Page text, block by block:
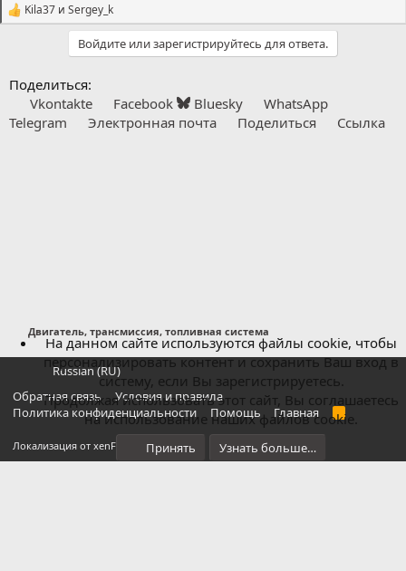
С
и
т
и
Kila37 и Sergey_k
Войдите или зарегистрируйтесь для ответа.
Поделиться:
Vkontakte
Facebook Bluesky
WhatsApp
Telegram
Электронная почта Поделиться Ссылка
Двигатель, трансмиссия, топливная система
Russian (RU)
Обратная связь
Условия и правила
Политика конфиденциальности
Помощь Главная
R
S
Локализация от xenForo.Info
На данном сайте используются файлы cookie, чтобы
персонализировать контент и сохранить Ваш вход в
систему, если Вы зарегистрируетесь.
Продолжая использовать этот сайт, Вы соглашаетесь
на использование наших файлов cookie.
Принять Узнать больше…